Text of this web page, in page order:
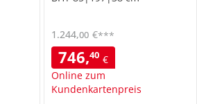
746,40 €
Online zum
Kundenkartenpreis
1.244,00 €***